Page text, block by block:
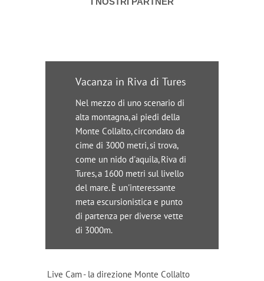
Vacanza in Riva di Tures
Nel mezzo di uno scenario di
alta montagna, ai piedi della
Monte Collalto, circondato da
cime di 3000 metri, si trova,
come un nido d'aquila, Riva di
Tures, a 1600 metri sul livello
del mare. È un'interessante
meta escursionistica e punto
di partenza per diverse vette
di 3000m.
Live Cam - la direzione Monte Collalto